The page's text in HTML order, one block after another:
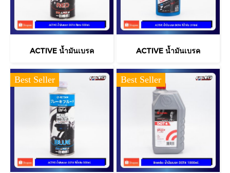
ACTIVE น้ำมันเบรค ACTIVE น้ำมันเบรค
Best Seller Best Seller